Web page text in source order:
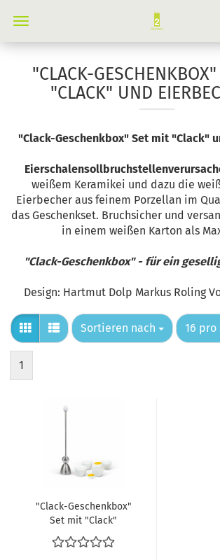
"CLACK-
"CLACK" UND
"Clack-Geschenkbox" Set mit "Clack"
weißem Keramikei und dazu die
Eierbecher aus feinem Porzellan im
das Geschenkset. Bruchsicher und
in einem weißen Karton als
"Clack-Geschenkbox" - für ein
Design: Hartmut Dolp Markus Roling
Sortieren nach
Sortieren nach 16 pro
pro
1
"Clack-Geschenkbox"
Set mit "Clack"
Eieröffner mit weißem
Keramikei, 4 weißen